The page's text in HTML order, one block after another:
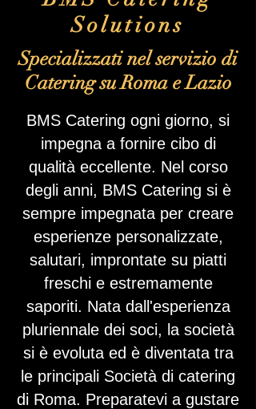
Solutions
Specializzati nel servizio di
Catering su Roma e Lazio
BMS Catering ogni giorno, si
impegna a fornire cibo di
qualità eccellente. Nel corso
degli anni, BMS Catering si è
sempre impegnata per creare
esperienze personalizzate,
salutari, improntate su piatti
freschi e estremamente
saporiti. Nata dall'esperienza
pluriennale dei soci, la società
si è evoluta ed è diventata tra
le principali Società di catering
di Roma. Preparatevi a gustare